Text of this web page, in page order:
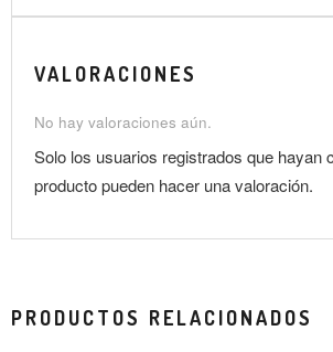
VALORACIONES
No hay valoraciones aún.
Solo los usuarios registrados que hayan
producto pueden hacer una valoración.
PRODUCTOS RELACIONADOS